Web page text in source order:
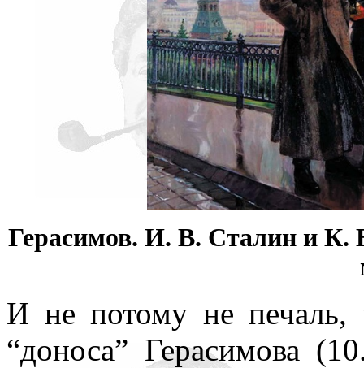
Герасимов. И. В. Сталин и К.
И не потому не
“доноса” Герасимова